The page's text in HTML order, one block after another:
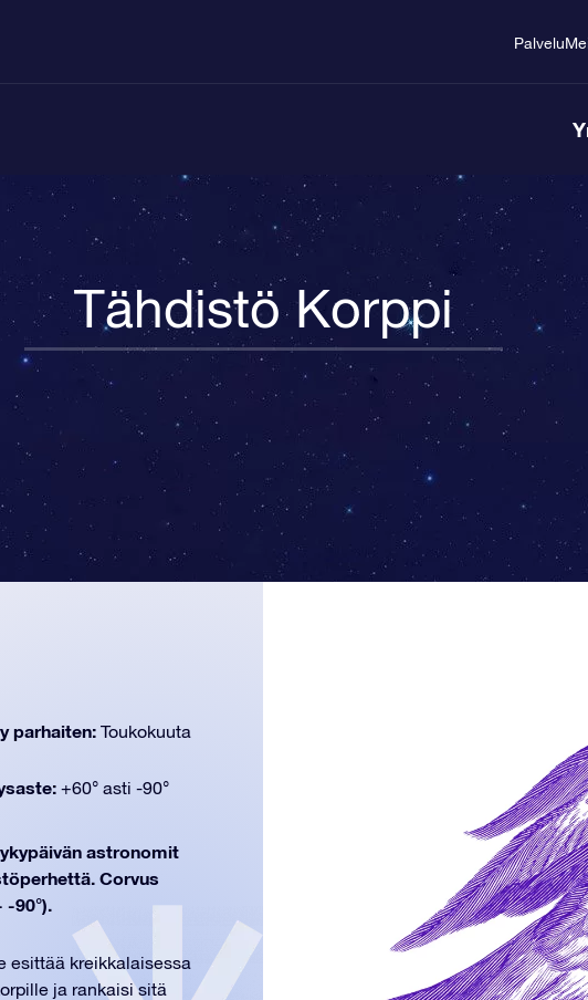
Palvelu
Tähdistö Korppi
parhaiten: Toukokuuta
+60° asti -90°
astronomit
Corvus
90°).
esittää kreikkalaisessa
ja rankaisi sitä